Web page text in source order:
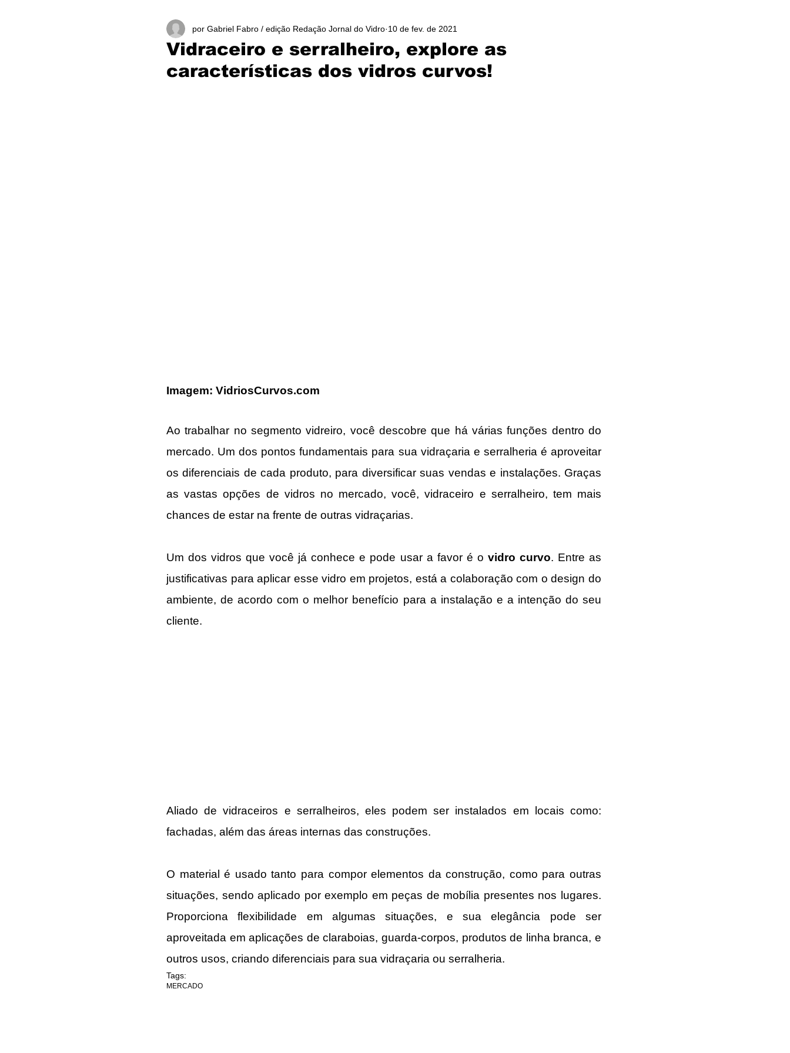
Vidraceiro e serralheiro, explore as
características dos vidros curvos!
por Gabriel Fabro / edição Redação Jornal do Vidro 10 de fev. de 2021
Imagem: VidriosCurvos.com
Ao trabalhar no segmento vidreiro, você descobre que há várias funções dentro do
mercado. Um dos pontos fundamentais para sua vidraçaria e serralheria é aproveitar
os diferenciais de cada produto, para diversificar suas vendas e instalações. Graças
as vastas opções de vidros no mercado, você, vidraceiro e serralheiro, tem mais
chances de estar na frente de outras vidraçarias.
Um dos vidros que você já conhece e pode usar a favor é o vidro curvo. Entre as
justificativas para aplicar esse vidro em projetos, está a colaboração com o design do
ambiente, de acordo com o melhor benefício para a instalação e a intenção do seu
cliente.
Aliado de vidraceiros e serralheiros, eles podem ser instalados em locais como:
fachadas, além das áreas internas das construções.
O material é usado tanto para compor elementos da construção, como para outras
situações, sendo aplicado por exemplo em peças de mobília presentes nos lugares.
Proporciona flexibilidade em algumas situações, e sua elegância pode ser
aproveitada em aplicações de claraboias, guarda-corpos, produtos de linha branca, e
outros usos, criando diferenciais para sua vidraçaria ou serralheria.
Tags:
MERCADO